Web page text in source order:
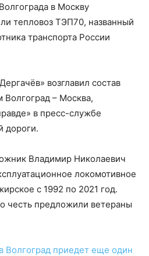
в Москву
тепловоз ТЭП70, названный
транспорта России
возглавил состав
– Москва,
в пресс-службе
дороги.
Владимир Николаевич
локомотивное
с 1992 по 2021 год.
честь предложили ветераны
Волгоград приедет еще один